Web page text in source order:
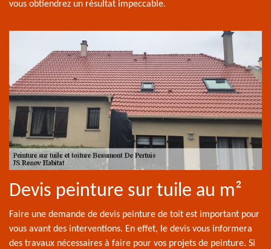
vous obtiendrez un résultat impeccable.
Devis peinture sur tuile au m²
Faire une demande de devis peinture de toit est important pour
vous avant des interventions. En effet, le devis vous informera
des travaux nécessaires à faire pour vos projets de peinture. Si